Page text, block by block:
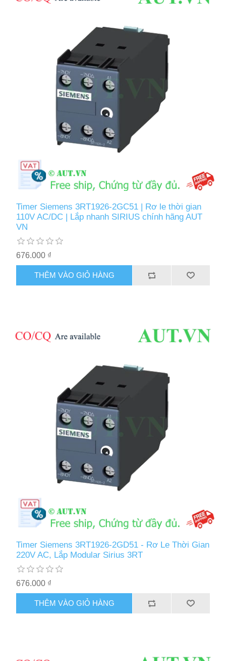
Timer Siemens 3RT1926-2GC51 | Rơ le thời gian
110V AC/DC | Lắp nhanh SIRIUS chính hãng AUT
VN
676.000 ₫
THÊM VÀO GIỎ HÀNG
Timer Siemens 3RT1926-2GD51 - Rơ Le Thời Gian
220V AC, Lắp Modular Sirius 3RT
676.000 ₫
THÊM VÀO GIỎ HÀNG